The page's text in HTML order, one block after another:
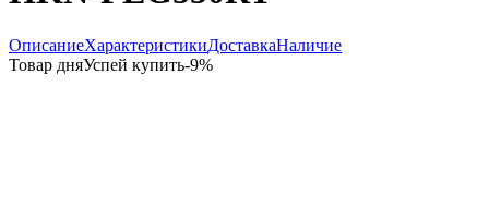
ОписаниеХарактеристикиДоставкаНаличие
Товар дняУспей купить-9%